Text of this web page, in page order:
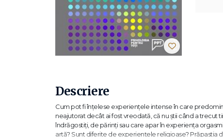
Descriere
Cum pot fi înțelese experiențele intense în care
neajutorat decât ai fost vreodată, că nu știi când a trecut
îndrăgostiți, de părinți sau care apar în experiența
artă? Sunt diferite de experiențele religioase? Prăpastia